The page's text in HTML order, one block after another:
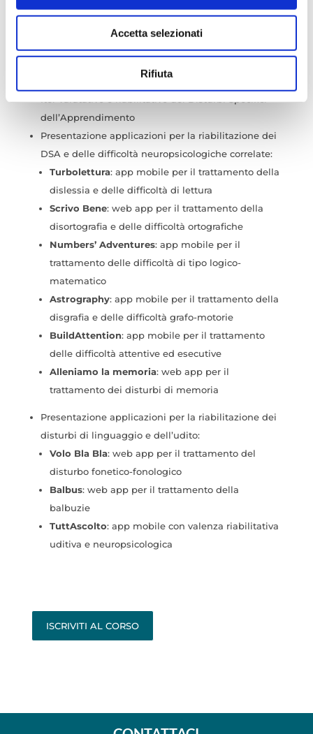
e imposta le tue preferenze nella
dalla Dichiarazione sui cookie.
Questo Sito utilizza cookie tecnici necessari per il
corretto funzionamento e ,con il tuo consenso, cookie
statistici e di Profilazione anche di "terze parti" come
specificato nella cookie policy. Può scegliere se
accettare tutti i cookie, rifiutare tutti i cookies o solo quelli
che desideri attivare.
Accetta selezionati
Rifiuta
Processo di sviluppo delle Digital Therapeutics
dell’Apprendimento
Presentazione applicazioni per la riabilitazione dei
DSA e delle difficoltà neuropsicologiche correlate:
Turbolettura: app mobile per il trattamento della
dislessia e delle difficoltà di lettura
Scrivo Bene: web app per il trattamento della
disortografia e delle difficoltà ortografiche
Numbers’ Adventures: app mobile per il
trattamento delle difficoltà di tipo logico-
matematico
Astrography: app mobile per il trattamento della
disgrafia e delle difficoltà grafo-motorie
BuildAttention: app mobile per il trattamento
delle difficoltà attentive ed esecutive
Alleniamo la memoria: web app per il
trattamento dei disturbi di memoria
Presentazione applicazioni per la riabilitazione dei
disturbi di linguaggio e dell’udito:
Volo Bla Bla: web app per il trattamento del
disturbo fonetico-fonologico
Balbus: web app per il trattamento della
balbuzie
TuttAscolto: app mobile con valenza riabilitativa
uditiva e neuropsicologica
ISCRIVITI AL CORSO